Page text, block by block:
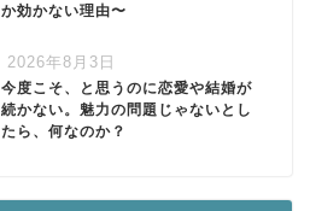
か効かない理由〜
2026年8月3日
今度こそ、と思うのに恋愛や結婚が
続かない。魅力の問題じゃないとし
たら、何なのか？